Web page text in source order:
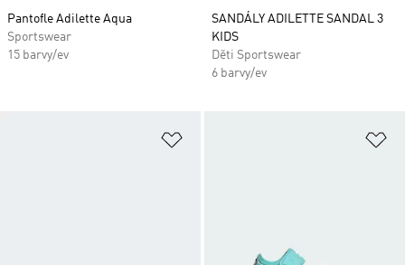
Pantofle Adilette Aqua
Sportswear
15 barvy/ev
SANDÁLY ADILETTE SANDAL 3
KIDS
Děti Sportswear
6 barvy/ev